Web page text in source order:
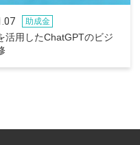
助成金
活用したChatGPTのビジ